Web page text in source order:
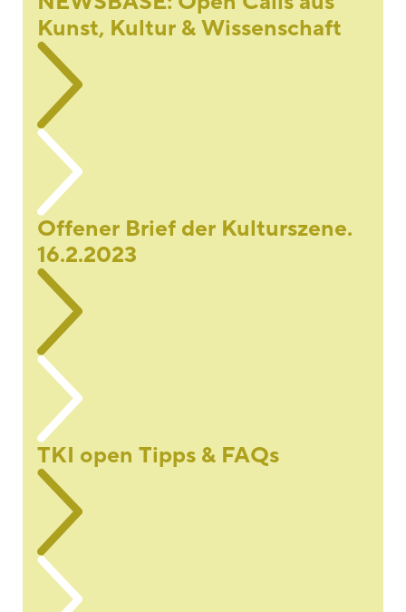
Kunst, Kultur & Wissenschaft
Offener Brief der Kulturszene.
16.2.2023
TKI open Tipps & FAQs